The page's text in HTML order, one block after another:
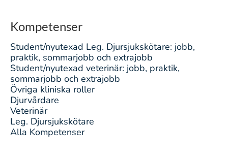
Kompetenser
Student/nyutexad Leg. Djursjukskötare: jobb,
praktik, sommarjobb och extrajobb
Student/nyutexad veterinär: jobb, praktik,
sommarjobb och extrajobb
Övriga kliniska roller
Djurvårdare
Veterinär
Leg. Djursjukskötare
Alla Kompetenser